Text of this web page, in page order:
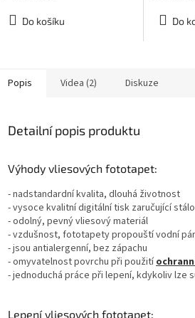
Do košíku Do
Popis Videa (2) Diskuze
Detailní popis produktu
Výhody vliesových fototapet:
- nadstandardní kvalita, dlouhá životnost
- vysoce kvalitní digitální tisk zaručující
- odolný, pevný vliesový materiál
- vzdušnost, fototapety propouští vodní
- jsou antialergenní, bez zápachu
- omyvatelnost povrchu při použití
- jednoduchá práce při lepení, kdykoliv lze
Lepení vliesových fototapet: